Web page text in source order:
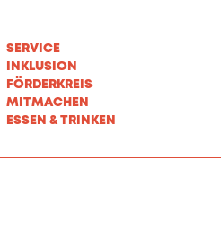
SERVICE
INKLUSION
FÖRDERKREIS
MITMACHEN
ESSEN & TRINKEN